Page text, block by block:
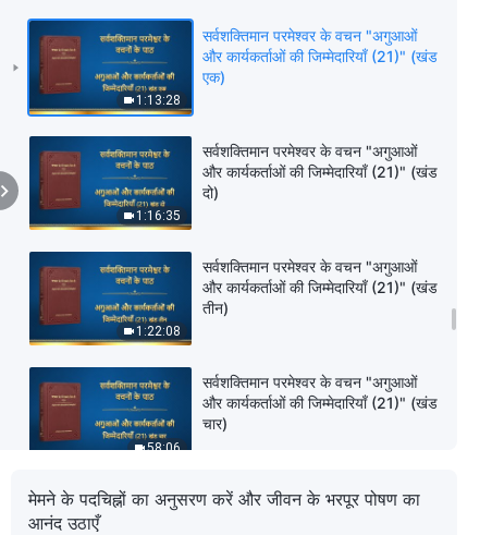
1:13:28
सर्वशक्तिमान परमेश्वर के वचन "अगुआओं
और कार्यकर्ताओं की जिम्मेदारियाँ (21)" (खंड
एक)
1:16:35
सर्वशक्तिमान परमेश्वर के वचन "अगुआओं
और कार्यकर्ताओं की जिम्मेदारियाँ (21)" (खंड
दो)
1:22:08
सर्वशक्तिमान परमेश्वर के वचन "अगुआओं
और कार्यकर्ताओं की जिम्मेदारियाँ (21)" (खंड
तीन)
58:06
सर्वशक्तिमान परमेश्वर के वचन "अगुआओं
और कार्यकर्ताओं की जिम्मेदारियाँ (21)" (खंड
चार)
सर्वशक्तिमान परमेश्वर के वचन "अगुआओं
मेमने के पदचिह्नों का अनुसरण करें और जीवन के भरपूर पोषण का
आनंद उठाएँ